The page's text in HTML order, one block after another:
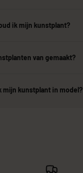
ik mijn kunstplant?
van gemaakt?
mijn kunstplant in model?